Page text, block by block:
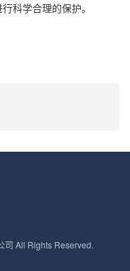
科学合理的保护。
司 All Rights Reserved.